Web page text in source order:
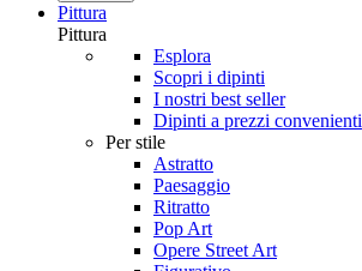
Pittura
Pittura
Esplora
Scopri i dipinti
I nostri best seller
Dipinti a prezzi convenienti
Per stile
Astratto
Paesaggio
Ritratto
Pop Art
Opere Street Art